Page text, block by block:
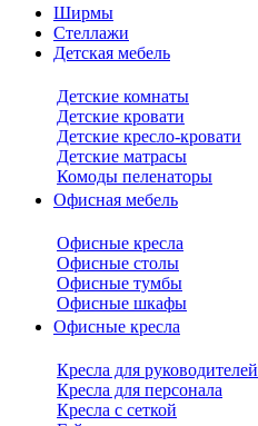
Ширмы
Стеллажи
Детская мебель
Детские комнаты
Детские кровати
Детские кресло-кровати
Детские матрасы
Комоды пеленаторы
Офисная мебель
Офисные кресла
Офисные столы
Офисные тумбы
Офисные шкафы
Офисные кресла
Кресла для руководителей
Кресла для персонала
Кресла с сеткой